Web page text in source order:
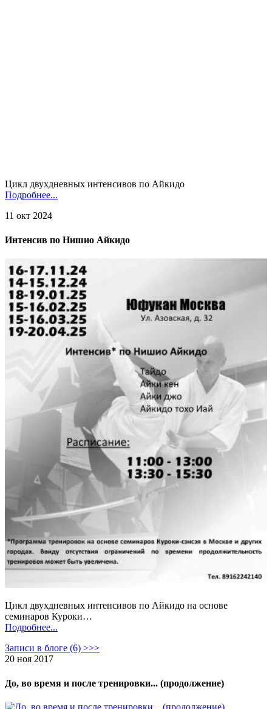
Цикл двухдневных интенсивов по Айкидо
Подробнее...
11 окт 2024
Интенсив по Нишио Айкидо
Цикл двухдневных интенсивов по Айкидо на основе
семинаров Куроки…
Подробнее...
Записи в блоге (6) >>>
20 ноя 2017
До, во время и после тренировки... (продолжение)